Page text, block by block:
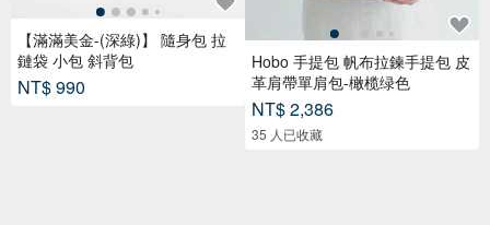
【滿滿美金-(深綠)】 隨身包 拉
鏈袋 小包 斜背包
NT$ 990
Hobo 手提包 帆布拉鍊手提包 皮
革肩帶單肩包-橄榄绿色
NT$ 2,386
35 人已收藏